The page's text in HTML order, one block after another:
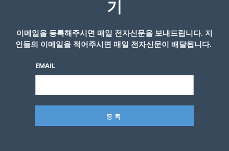
기
이메일을 등록해주시면 매일 전자신문을 보내드립니다. 지
인들의 이메일을 적어주시면 매일 전자신문이 배달됩니다.
EMAIL